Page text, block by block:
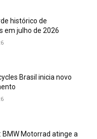
histórico de
em julho de 2026
Brasil inicia novo
BMW Motorrad atinge a